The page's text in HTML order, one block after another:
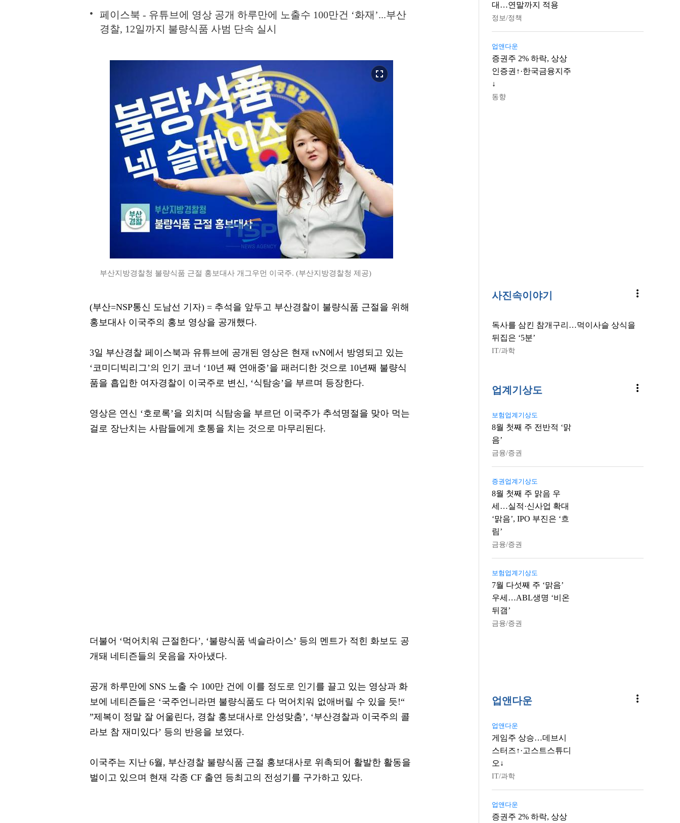
페이스북 - 유튜브에 영상 공개 하루만에 노출수 100만건 ‘화재’...부산
경찰, 12일까지 불량식품 사범 단속 실시
fullscreen
부산지방경찰청 불량식품 근절 홍보대사 개그우먼 이국주. (부산지방경찰청 제공)
(부산=NSP통신 도남선 기자) = 추석을 앞두고 부산경찰이 불량식품 근절을 위해
홍보대사 이국주의 홍보 영상을 공개했다.
3일 부산경찰 페이스북과 유튜브에 공개된 영상은 현재 tvN에서 방영되고 있는
‘코미디빅리그’의 인기 코너 ‘10년 째 연애중’을 패러디한 것으로 10년째 불량식
품을 흡입한 여자경찰이 이국주로 변신, ‘식탐송’을 부르며 등장한다.
영상은 연신 ‘호로록’을 외치며 식탐송을 부르던 이국주가 추석명절을 맞아 먹는
걸로 장난치는 사람들에게 호통을 치는 것으로 마무리된다.
더불어 ‘먹어치워 근절한다’, ‘불량식품 넥슬라이스’ 등의 멘트가 적힌 화보도 공
개돼 네티즌들의 웃음을 자아냈다.
공개 하루만에 SNS 노출 수 100만 건에 이를 정도로 인기를 끌고 있는 영상과 화
보에 네티즌들은 ‘국주언니라면 불량식품도 다 먹어치워 없애버릴 수 있을 듯!“
”제복이 정말 잘 어울린다, 경찰 홍보대사로 안성맞춤’, ‘부산경찰과 이국주의 콜
라보 참 재미있다’ 등의 반응을 보였다.
이국주는 지난 6월, 부산경찰 불량식품 근절 홍보대사로 위촉되어 활발한 활동을
벌이고 있으며 현재 각종 CF 출연 등최고의 전성기를 구가하고 있다.
대…연말까지 적용
정보/정책
업앤다운
증권주 2% 하락, 상상
인증권↑·한국금융지주
↓
동향
사진속이야기 more_vert
독사를 삼킨 참개구리…먹이사슬 상식을
뒤집은 ‘5분’
IT/과학
업계기상도 more_vert
보험업계기상도
8월 첫째 주 전반적 ‘맑
음’
금융/증권
증권업계기상도
8월 첫째 주 맑음 우
세…실적·신사업 확대
‘맑음’, IPO 부진은 ‘흐
림’
금융/증권
보험업계기상도
7월 다섯째 주 ‘맑음’
우세…ABL생명 ‘비온
뒤갬’
금융/증권
업앤다운 more_vert
업앤다운
게임주 상승…데브시
스터즈↑·고스트스튜디
오↓
IT/과학
업앤다운
증권주 2% 하락, 상상